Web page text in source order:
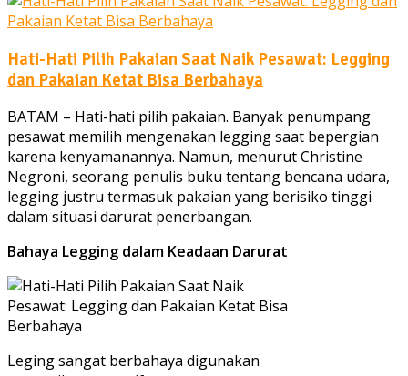
Hati-Hati Pilih Pakaian Saat Naik Pesawat: Legging
dan Pakaian Ketat Bisa Berbahaya
BATAM – Hati-hati pilih pakaian. Banyak penumpang
pesawat memilih mengenakan legging saat bepergian
karena kenyamanannya. Namun, menurut Christine
Negroni, seorang penulis buku tentang bencana udara,
legging justru termasuk pakaian yang berisiko tinggi
dalam situasi darurat penerbangan.
Bahaya Legging dalam Keadaan Darurat
Leging sangat berbahaya digunakan